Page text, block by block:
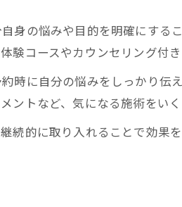
身の悩みや目的を明確にする
コースやカウンセリング付
時に自分の悩みをしっかり伝
トなど、気になる施術をい
続的に取り入れることで効果